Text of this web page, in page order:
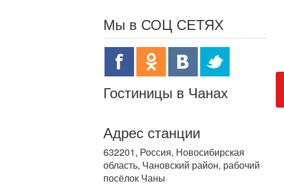
Мы в СОЦ СЕТЯХ
Гостиницы в Чанах
Адрес станции
632201, Россия, Новосибирская
область, Чановский район, рабочий
посёлок Чаны